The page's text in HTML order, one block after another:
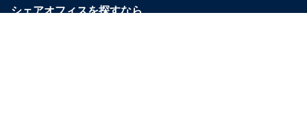
シェアオフィスを探すなら